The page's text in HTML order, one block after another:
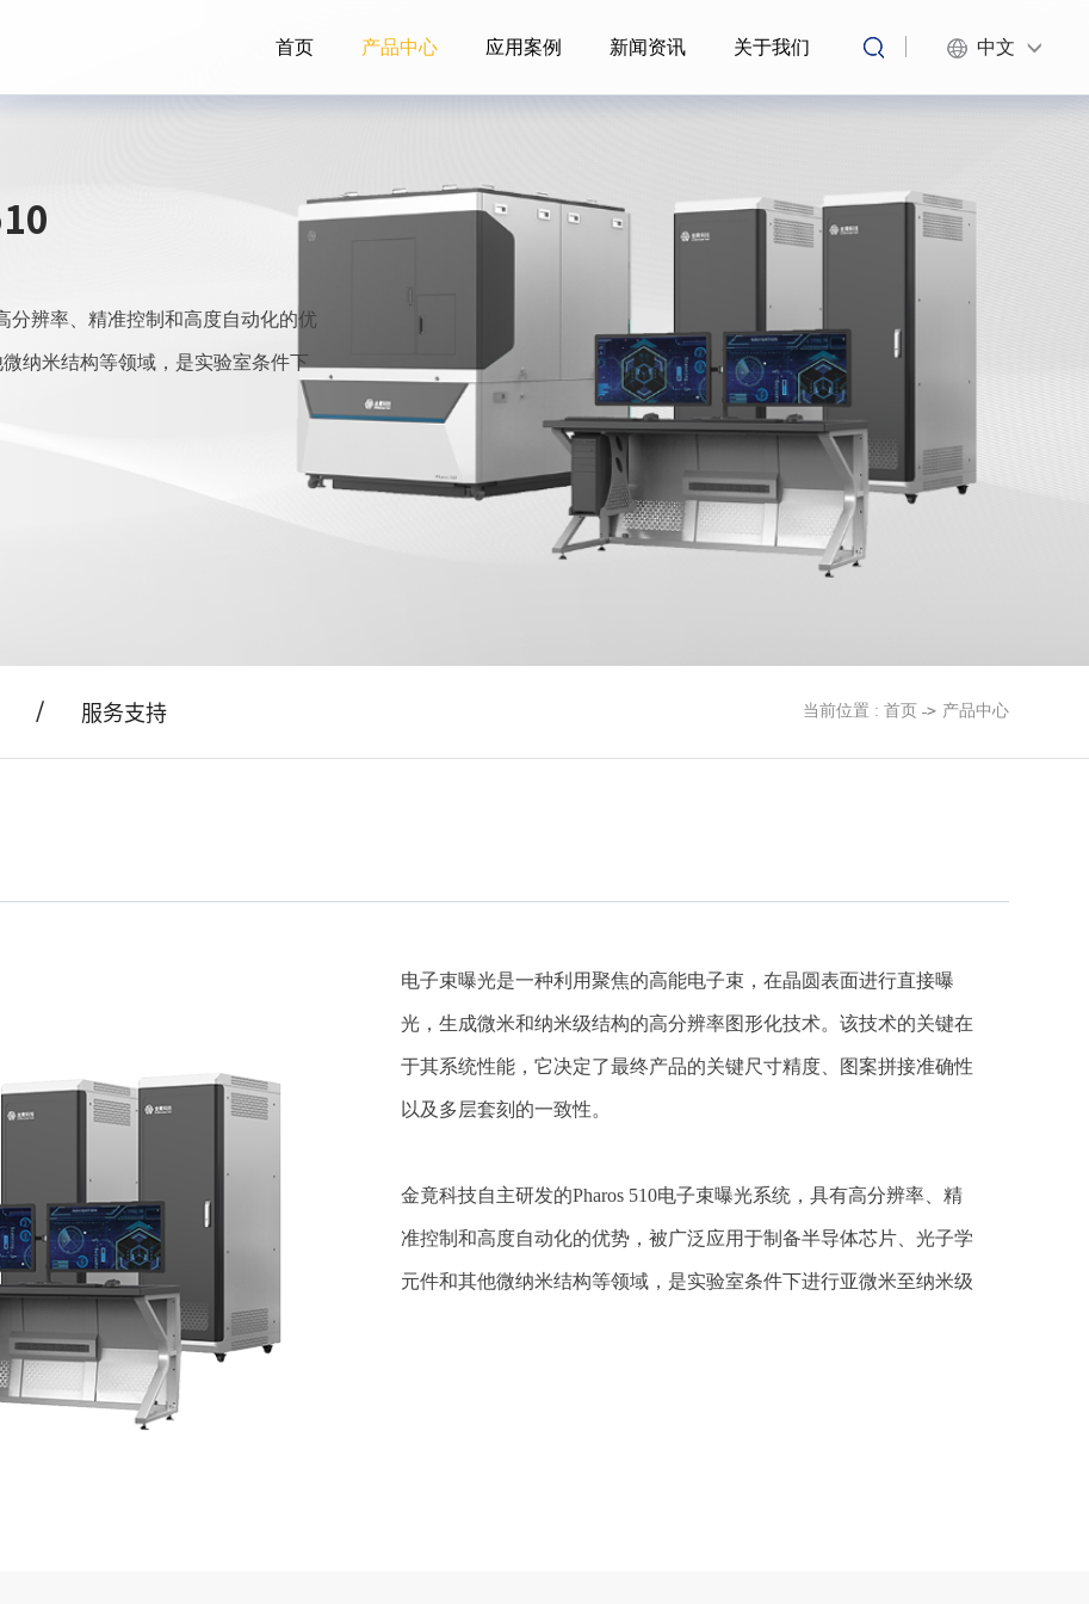
首页 产品中心 应用案例 新闻资讯 关于我们 中文
分辨率、精准控制和高度自动化的优
纳米结构等领域，是实验室条件下
服务支持 当前位置 : 首页 产品中心
电子束曝光是一种利用聚焦的高能电子束，在晶圆表面进行直接曝
光，生成微米和纳米级结构的高分辨率图形化技术。该技术的关键在
于其系统性能，它决定了最终产品的关键尺寸精度、图案拼接准确性
以及多层套刻的一致性。
金竟科技自主研发的Pharos 510电子束曝光系统，具有高分辨率、精
准控制和高度自动化的优势，被广泛应用于制备半导体芯片、光子学
元件和其他微纳米结构等领域，是实验室条件下进行亚微米至纳米级